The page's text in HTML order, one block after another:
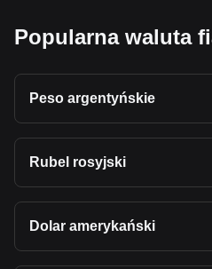
Popularna waluta
Peso argentyńskie
Rubel rosyjski
Dolar amerykański